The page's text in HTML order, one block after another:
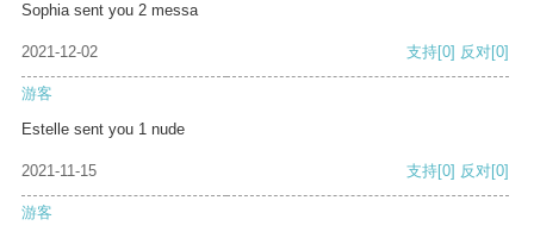
Sophia sent you 2 messa
2021-12-02 支持[0] 反对[0]
游客
Estelle sent you 1 nude
2021-11-15 支持[0] 反对[0]
游客